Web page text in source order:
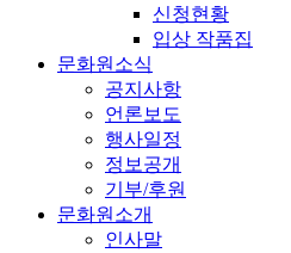
신청현황
입상 작품집
문화원소식
공지사항
언론보도
행사일정
정보공개
기부/후원
문화원소개
인사말